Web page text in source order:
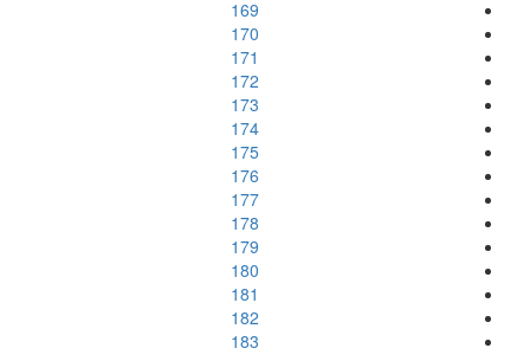
169
170
171
172
173
174
175
176
177
178
179
180
181
182
183